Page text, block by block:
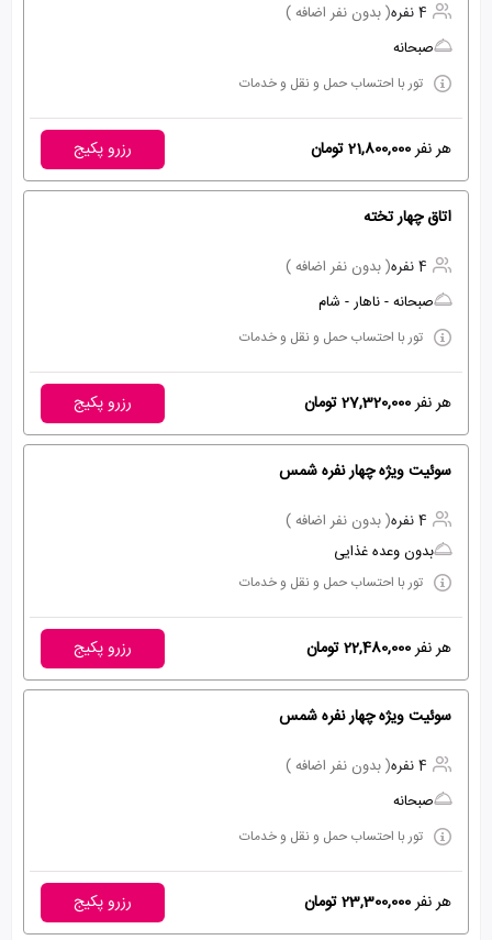
4 نفره
( بدون نفر اضافه )
صبحانه
تور با احتساب حمل و نقل و خدمات
هر نفر21,800,000 تومان رزرو پکیج
اتاق چهار تخته
4 نفره
( بدون نفر اضافه )
صبحانه - ناهار - شام
تور با احتساب حمل و نقل و خدمات
هر نفر27,320,000 تومان رزرو پکیج
سوئیت ویژه چهار نفره شمس
4 نفره
( بدون نفر اضافه )
بدون وعده غذایی
تور با احتساب حمل و نقل و خدمات
هر نفر22,480,000 تومان رزرو پکیج
سوئیت ویژه چهار نفره شمس
4 نفره
( بدون نفر اضافه )
صبحانه
تور با احتساب حمل و نقل و خدمات
هر نفر23,300,000 تومان رزرو پکیج